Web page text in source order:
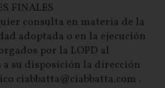
FINALES
consulta en materia de la
adoptada o en la ejecución
por la LOPD al
a su disposición la dirección
ciabbatta@ciabbatta.com .